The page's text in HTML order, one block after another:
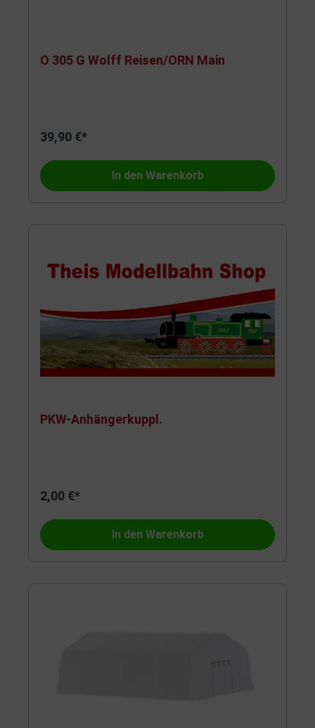
O 305 G Wolff Reisen/ORN Main
39,90 €*
In den Warenkorb
PKW-Anhängerkuppl.
2,00 €*
In den Warenkorb